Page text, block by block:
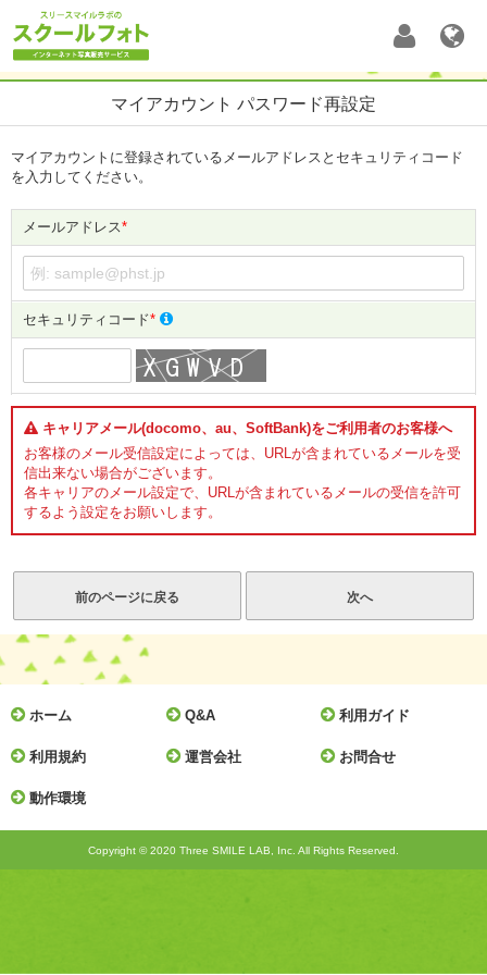
マイアカウント パスワード再設定
マイアカウントに登録されているメールアドレスとセキュリティコード
を入力してください。
メールアドレス*
セキュリティコード*
キャリアメール(docomo、au、SoftBank)をご利用者のお客様へ
お客様のメール受信設定によっては、URLが含まれているメールを受
信出来ない場合がございます。
各キャリアのメール設定で、URLが含まれているメールの受信を許可
するよう設定をお願いします。
ホーム Q&A 利用ガイド
利用規約 運営会社 お問合せ
動作環境
Copyright © 2020 Three SMILE LAB, Inc. All Rights Reserved.